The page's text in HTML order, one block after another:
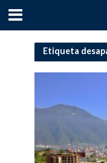
Etiqueta